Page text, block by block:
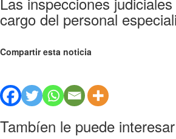
cargo del personal
Compartir esta noticia
Tambíen le puede interesar